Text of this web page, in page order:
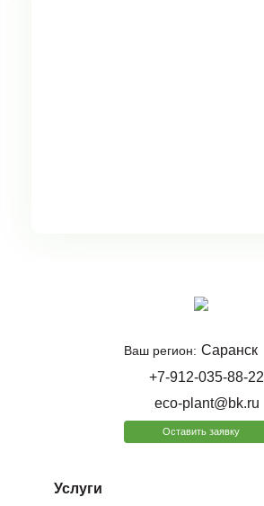
Ваш регион: Саранск
+7-912-035-88-22
eco-plant@bk.ru
Оставить заявку
Услуги